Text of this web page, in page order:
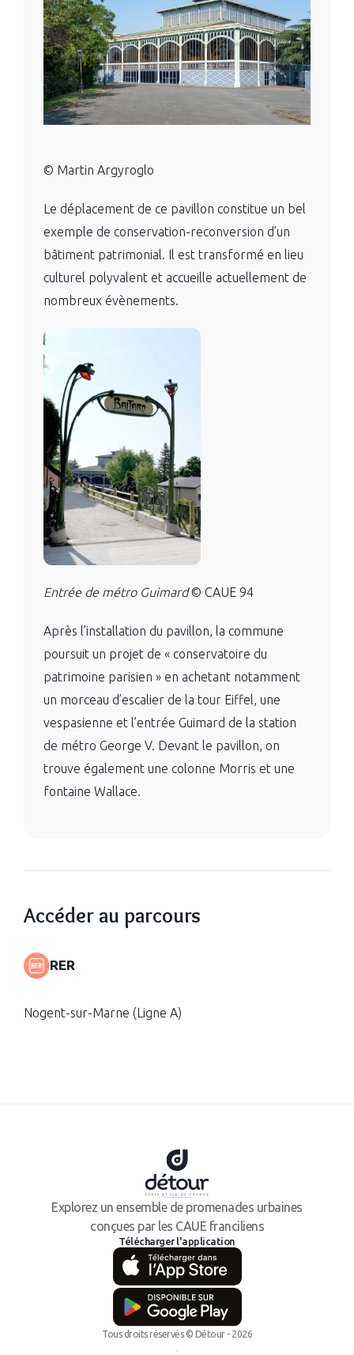
© Martin Argyroglo
Le déplacement de ce pavillon constitue un bel
exemple de conservation-reconversion d’un
bâtiment patrimonial. Il est transformé en lieu
culturel polyvalent et accueille actuellement de
nombreux évènements.
Entrée de métro Guimard© CAUE 94
Après l’installation du pavillon, la commune
poursuit un projet de « conservatoire du
patrimoine parisien » en achetant notamment
un morceau d’escalier de la tour Eiffel, une
vespasienne et l’entrée Guimard de la station
de métro George V. Devant le pavillon, on
trouve également une colonne Morris et une
fontaine Wallace.
Accéder au parcours
RER
Nogent-sur-Marne (Ligne A)
Explorez un ensemble de promenades urbaines
conçues par les CAUE franciliens
Télécharger l'application
Tous droits réservés © Détour - 2026
•